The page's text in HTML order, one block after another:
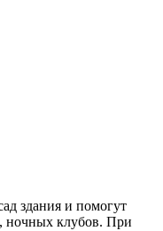
здания и помогут
ночных клубов. При